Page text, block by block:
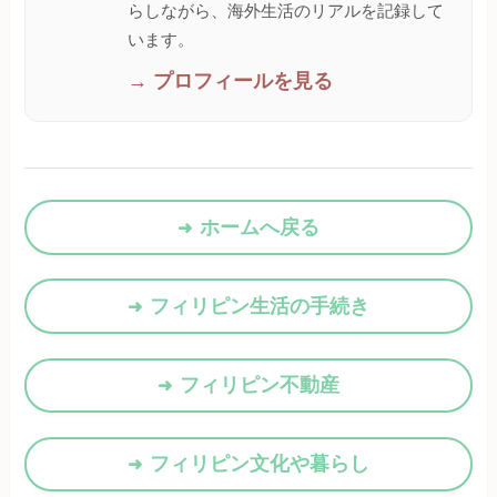
らしながら、海外生活のリアルを記録して
います。
→ プロフィールを見る
ホームへ戻る
フィリピン生活の手続き
フィリピン不動産
フィリピン文化や暮らし